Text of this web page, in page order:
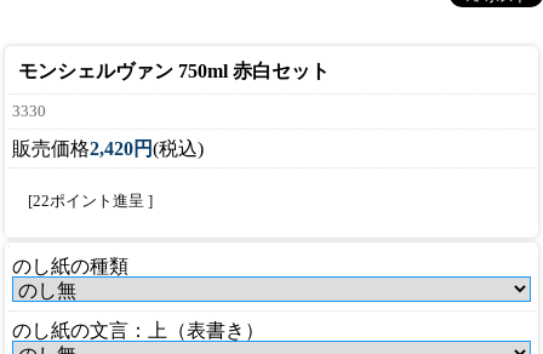
モンシェルヴァン 750ml 赤白セット
3330
販売価格2,420円(税込)
[22ポイント進呈 ]
のし紙の種類
のし紙の文言：上（表書き）